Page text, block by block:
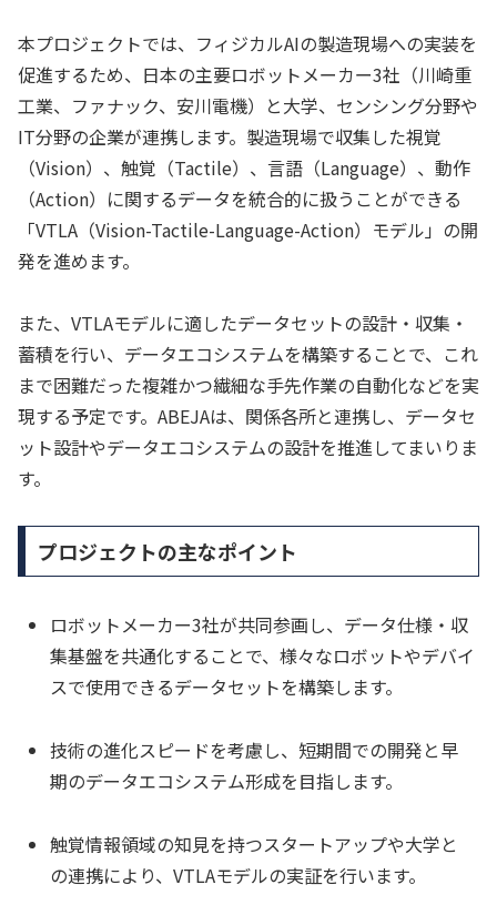
本プロジェクトでは、フィジカルAIの製造現場への実装を
促進するため、日本の主要ロボットメーカー3社（川崎重
工業、ファナック、安川電機）と大学、センシング分野や
IT分野の企業が連携します。製造現場で収集した視覚
（Vision）、触覚（Tactile）、言語（Language）、動作
（Action）に関するデータを統合的に扱うことができる
「VTLA（Vision-Tactile-Language-Action）モデル」の開
発を進めます。
また、VTLAモデルに適したデータセットの設計・収集・
蓄積を行い、データエコシステムを構築することで、これ
まで困難だった複雑かつ繊細な手先作業の自動化などを実
現する予定です。ABEJAは、関係各所と連携し、データセ
ット設計やデータエコシステムの設計を推進してまいりま
す。
プロジェクトの主なポイント
ロボットメーカー3社が共同参画し、データ仕様・収
集基盤を共通化することで、様々なロボットやデバイ
スで使用できるデータセットを構築します。
技術の進化スピードを考慮し、短期間での開発と早
期のデータエコシステム形成を目指します。
触覚情報領域の知見を持つスタートアップや大学と
の連携により、VTLAモデルの実証を行います。